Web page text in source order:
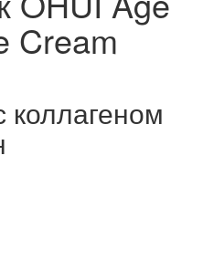
Cream
коллагеном